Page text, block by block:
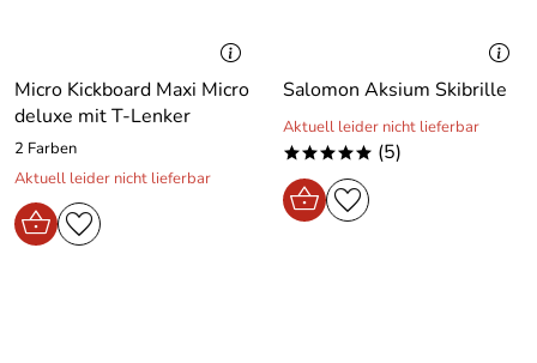
Micro Kickboard Maxi Micro
deluxe mit T-Lenker
2 Farben
Aktuell leider nicht lieferbar
Salomon Aksium Skibrille
Aktuell leider nicht lieferbar
***** (5)